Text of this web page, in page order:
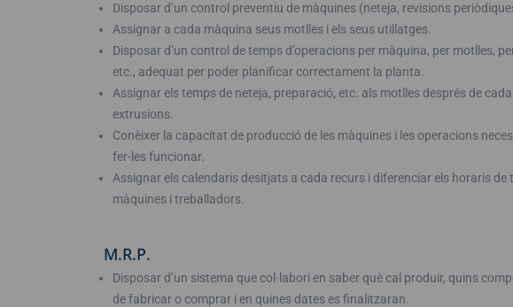
Disposar d’un control preventiu de màquines (neteja, revisions
Assignar a cada màquina seus motlles i els seus utillatges.
Disposar d’un control de temps d’operacions per màquina, per motlles,
etc., adequat per poder planificar correctament la planta.
Assignar els temps de neteja, preparació, etc. als motlles després de
extrusions.
Conèixer la capacitat de producció de les màquines i les operacions
fer-les funcionar.
Assignar els calendaris desitjats a cada recurs i diferenciar els horaris de
màquines i treballadors.
M.R.P.
Disposar d’un sistema que col·labori en saber què cal produir, quins
de fabricar o comprar i en quines dates es finalitzaran.